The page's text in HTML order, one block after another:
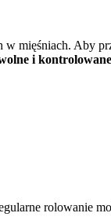
mięśniach. Aby
i
rolowanie